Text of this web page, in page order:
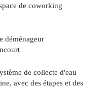
de coworking
déménageur
de collecte d'eau
avec des étapes et des